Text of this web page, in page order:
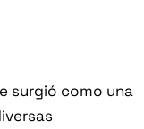
surgió como una